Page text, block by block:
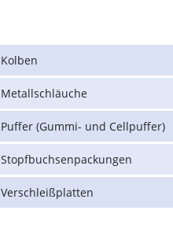
Kolben
Metallschläuche
Puffer (Gummi- und Cellpuffer)
Stopfbuchsenpackungen
Verschleißplatten